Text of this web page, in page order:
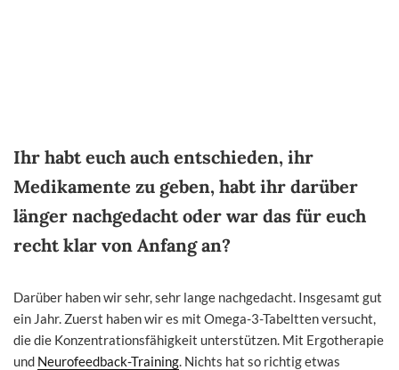
Ihr habt euch auch entschieden, ihr
Medikamente zu geben, habt ihr darüber
länger nachgedacht oder war das für euch
recht klar von Anfang an?
Darüber haben wir sehr, sehr lange nachgedacht. Insgesamt gut
ein Jahr. Zuerst haben wir es mit Omega-3-Tabeltten versucht,
die die Konzentrationsfähigkeit unterstützen. Mit Ergotherapie
und Neurofeedback-Training. Nichts hat so richtig etwas